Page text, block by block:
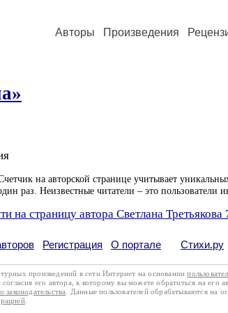
Авторы Произведения
на авторской странице учитывает
раз. Неизвестные читатели – это пользователи
на страницу автора Светлана Третьякова
Регистрация О портале Стихи.ру
произведений в сети Интернет на основании
его автора, к которому вы можете обратиться на его
законодательства . Данные пользователей обрабатываются на
.